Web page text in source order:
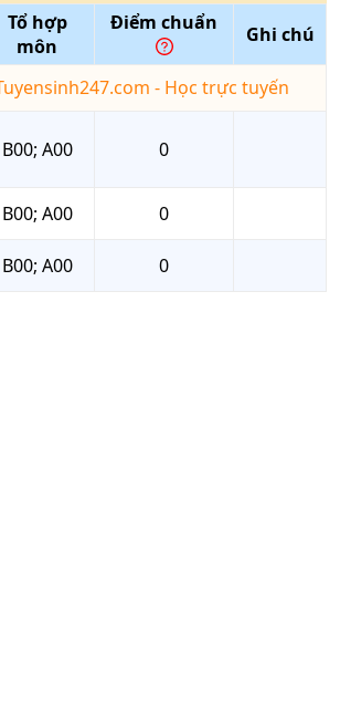
Tổ hợp
môn
Điểm chuẩn Ghi chú
- Học trực tuyến
B00; A00 0
B00; A00 0
B00; A00 0